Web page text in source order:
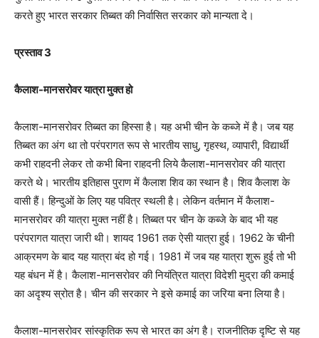
करते हुए भारत सरकार तिब्बत की निर्वासित सरकार को मान्यता दे।
प्रस्ताव 3
कैलाश-मानसरोवर यात्रा मुक्त हो
कैलाश-मानसरोवर तिब्बत का हिस्सा है। यह अभी चीन के कब्जे में है। जब यह
तिब्बत का अंग था तो परंपरागत रूप से भारतीय साधु, गृहस्थ, व्यापारी, विद्यार्थी
कभी राहदनी लेकर तो कभी बिना राहदनी लिये कैलाश-मानसरोवर की यात्रा
करते थे। भारतीय इतिहास पुराण में कैलाश शिव का स्थान है। शिव कैलाश के
वासी हैं। हिन्दुओं के लिए यह पवित्र स्थली है। लेकिन वर्तमान में कैलाश-
मानसरोवर की यात्रा मुक्त नहीं है। तिब्बत पर चीन के कब्जे के बाद भी यह
परंपरागत यात्रा जारी थी। शायद 1961 तक ऐसी यात्रा हुई। 1962 के चीनी
आक्रमण के बाद यह यात्रा बंद हो गई। 1981 में जब यह यात्रा शुरू हुई तो भी
यह बंधन में है। कैलाश-मानसरोवर की नियंत्रित यात्रा विदेशी मुद्रा की कमाई
का अदृश्य स्रोत है। चीन की सरकार ने इसे कमाई का जरिया बना लिया है।
कैलाश-मानसरोवर सांस्कृतिक रूप से भारत का अंग है। राजनीतिक दृष्टि से यह